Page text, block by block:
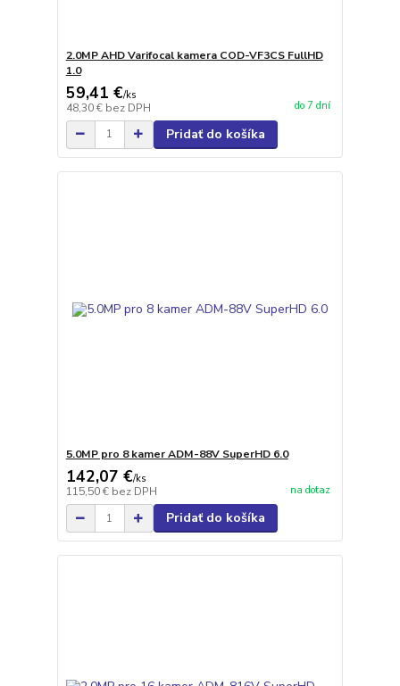
2.0MP AHD Varifocal kamera COD-VF3CS FullHD
1.0
59,41 €/ks
48,30 € bez DPH do 7 dní
Pridať do košíka
5.0MP pro 8 kamer ADM-88V SuperHD 6.0
142,07 €/ks
115,50 € bez DPH na dotaz
Pridať do košíka